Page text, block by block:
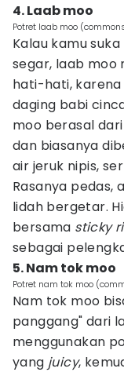
4. Laab moo
Potret laab moo
Kalau kamu
segar, laab moo
hati-hati, karena
daging babi
moo berasal
dan biasanya
air jeruk nipis,
Rasanya pedas,
lidah bergetar.
bersama sticky
sebagai
5. Nam tok moo
Potret nam tok moo
Nam tok moo
panggang" dari
menggunakan
yang juicy,